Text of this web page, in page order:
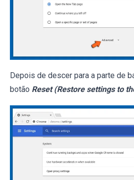
Depois de descer para a parte de
botão Reset (Restore settings to